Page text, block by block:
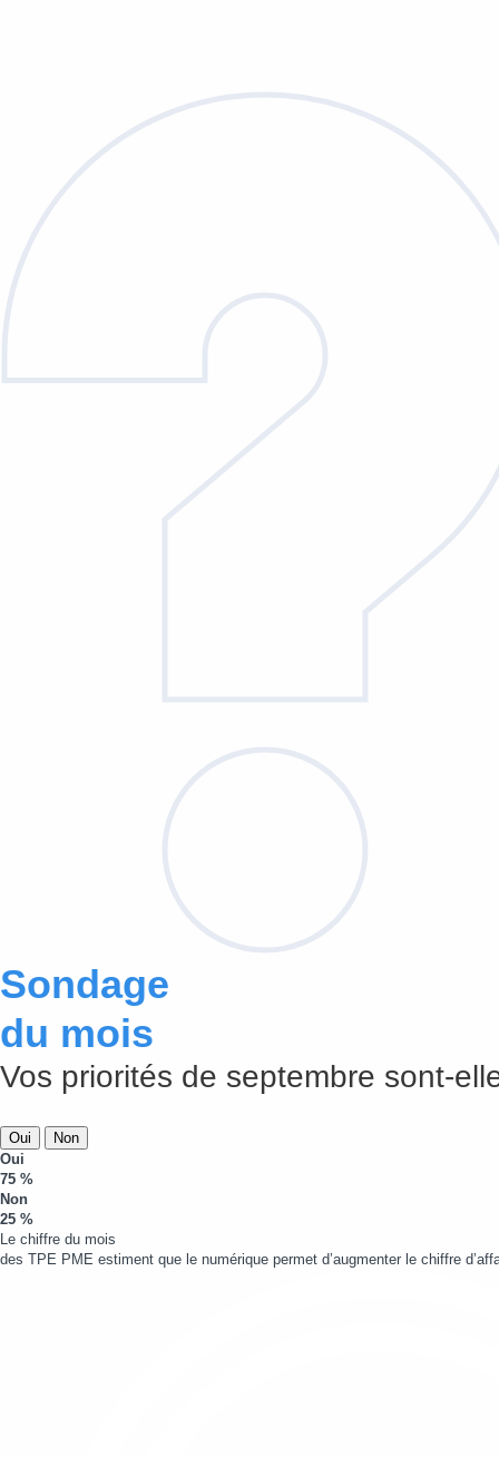
Sondage
du mois
Vos priorités de septembre sont-
Oui
Non
Oui
75 %
Non
25 %
Le chiffre du mois
des TPE PME estiment que le numérique permet d’augmenter le chiffre